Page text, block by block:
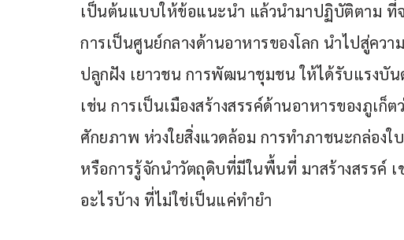
เป็นต้นแบบให้ข้อแนะนำ แล้วนำมาปฏิบัติตาม ที่
การเป็นศูนย์กลางด้านอาหารของโลก นำไปสู่คว
ปลูกฝัง เยาวชน การพัฒนาชุมชน ให้ได้รับแรงบั
เช่น การเป็นเมืองสร้างสรรค์ด้านอาหารของภูเก็
ศักยภาพ ห่วงใยสิ่งแวดล้อม การทำภาชนะกล่องใ
หรือการรู้จักนำวัตถุดิบที่มีในพื้นที่ มาสร้างสรรค์
อะไรบ้าง ที่ไม่ใช่เป็นแค่ทำยำ